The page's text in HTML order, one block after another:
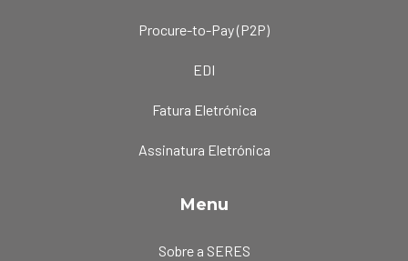
Procure-to-Pay (P2P)
EDI
Fatura Eletrónica
Assinatura Eletrónica
Menu
Sobre a SERES